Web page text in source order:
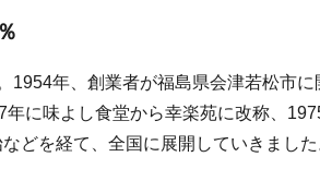
1954年、創業者が福島県会津若松市
に味よし食堂から幸楽苑に改称、
どを経て、全国に展開していきました